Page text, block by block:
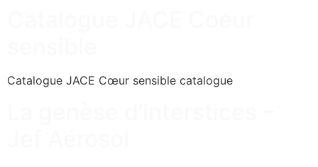
Catalogue JACE Cœur sensible catalogue